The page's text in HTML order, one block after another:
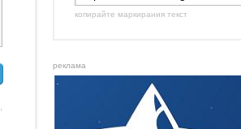
копирайте маркирания текст
реклама